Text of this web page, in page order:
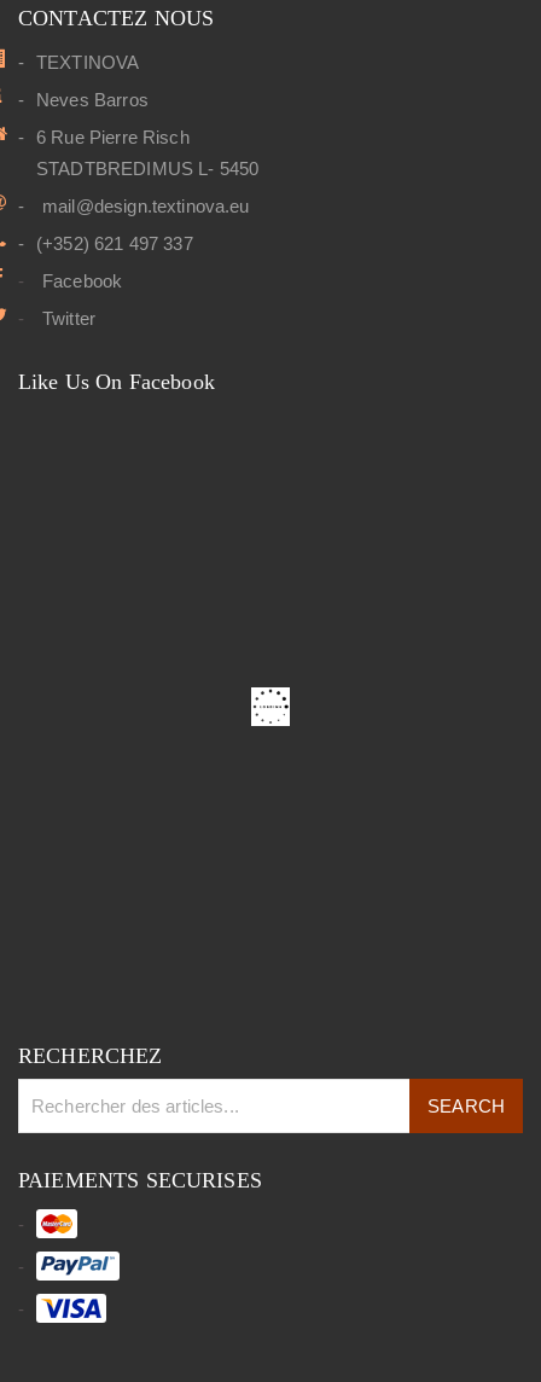
CONTACTEZ NOUS
TEXTINOVA
Neves Barros
6 Rue Pierre Risch
STADTBREDIMUS L- 5450
mail@design.textinova.eu
(+352) 621 497 337
Facebook
Twitter
Like Us On Facebook
RECHERCHEZ
PAIEMENTS SECURISES